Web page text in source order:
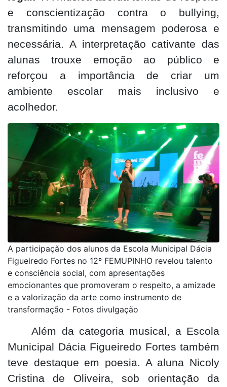
e conscientização contra o bullying,
transmitindo uma mensagem poderosa e
necessária. A interpretação cativante das
alunas trouxe emoção ao público e
reforçou a importância de criar um
ambiente escolar mais inclusivo e
acolhedor.
A participação dos alunos da Escola Municipal Dácia
Figueiredo Fortes no 12º FEMUPINHO revelou talento
e consciência social, com apresentações
emocionantes que promoveram o respeito, a amizade
e a valorização da arte como instrumento de
transformação - Fotos divulgação
Além da categoria musical, a Escola
Municipal Dácia Figueiredo Fortes também
teve destaque em poesia. A aluna Nicoly
Cristina de Oliveira, sob orientação da